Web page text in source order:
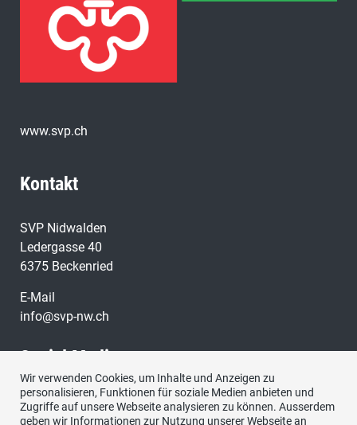
www.svp.ch
Kontakt
SVP Nidwalden
Ledergasse 40
6375 Beckenried
E-Mail
info@svp-nw.ch
Social Media
Besuchen Sie uns bei:
Wir verwenden Cookies, um Inhalte und Anzeigen zu
personalisieren, Funktionen für soziale Medien anbieten und
Zugriffe auf unsere Webseite analysieren zu können. Ausserdem
geben wir Informationen zur Nutzung unserer Webseite an